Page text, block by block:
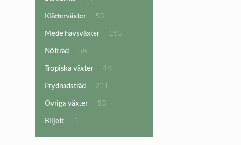
Klätterväxter
53
Medelhavsväxter
263
Nötträd
58
Tropiska växter
44
Prydnadsträd
211
Övriga växter
53
Biljett
1